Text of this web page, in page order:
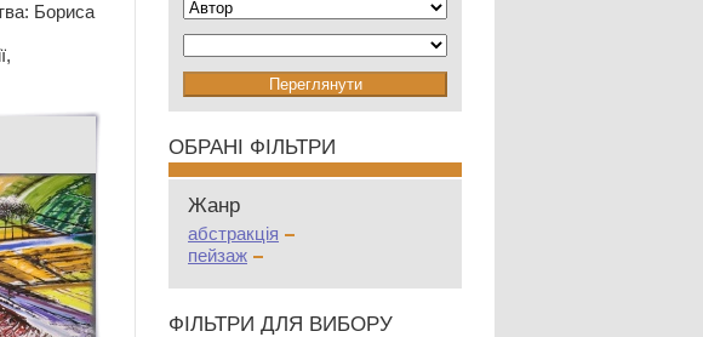
Бориса
ОБРАНІ ФІЛЬТРИ
Жанр
абстракція
пейзаж
ФІЛЬТРИ ДЛЯ ВИБОРУ